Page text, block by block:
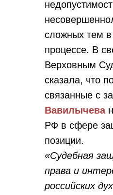
сложных тем в
процессе. В
Верховным
сказала, что
связанные с
Вавилычева
РФ в сфере
позиции.
«Судебная
права и
российских